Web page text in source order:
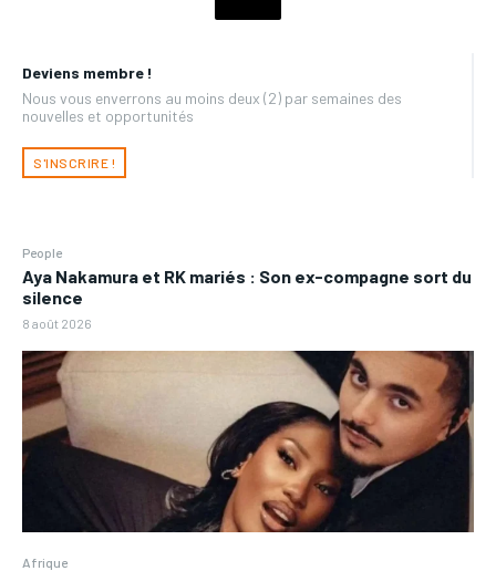
Deviens membre !
Nous vous enverrons au moins deux (2) par semaines des
nouvelles et opportunités
S'INSCRIRE !
People
Aya Nakamura et RK mariés : Son ex-compagne sort du
silence
8 août 2026
Afrique